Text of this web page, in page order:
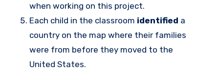
when working on this project.
Each child in the classroom identified a
country on the map where their families
were from before they moved to the
United States.